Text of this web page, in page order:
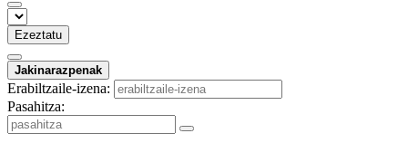
Ezeztatu
Jakinarazpenak
Erabiltzaile-izena:
Pasahitza: